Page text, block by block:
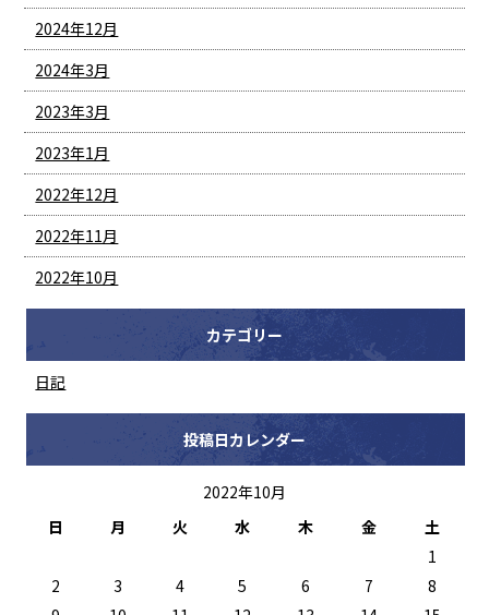
2024年12月
2024年3月
2023年3月
2023年1月
2022年12月
2022年11月
2022年10月
カテゴリー
日記
投稿日カレンダー
2022年10月
日
月 火 水 木 金
土
1
2
3 4 5 6 7
8